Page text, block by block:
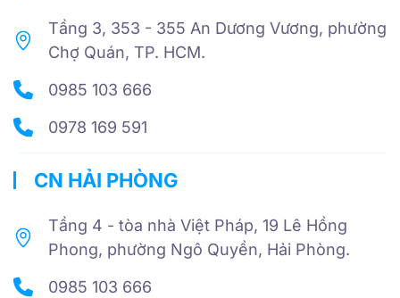
Tầng 3, 353 - 355 An Dương Vương, phường
Chợ Quán, TP. HCM.
0985 103 666
0978 169 591
CN HẢI PHÒNG
Tầng 4 - tòa nhà Việt Pháp, 19 Lê Hồng
Phong, phường Ngô Quyền, Hải Phòng.
0985 103 666